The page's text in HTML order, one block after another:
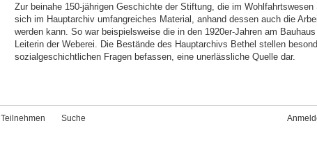
Zur beinahe 150-jährigen Geschichte der Stiftung, die im
sich im Hauptarchiv umfangreiches Material, anhand dessen auch die
werden kann. So war beispielsweise die in den 1920er-Jahren am
Leiterin der Weberei. Die Bestände des Hauptarchivs Bethel stellen
sozialgeschichtlichen Fragen befassen, eine unerlässliche Quelle dar.
Teilnehmen Suche